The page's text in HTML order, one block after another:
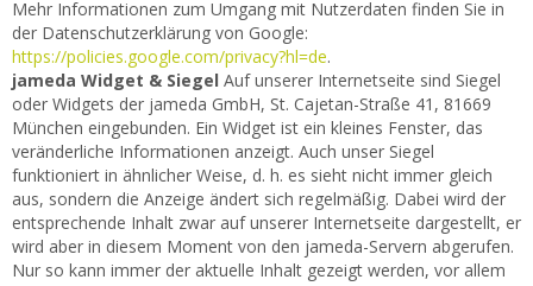
Mehr Informationen zum Umgang mit Nutzerdaten finden Sie in
der Datenschutzerklärung von Google:
https://policies.google.com/privacy?hl=de.
jameda Widget & Siegel Auf unserer Internetseite sind Siegel
oder Widgets der jameda GmbH, St. Cajetan-Straße 41, 81669
München eingebunden. Ein Widget ist ein kleines Fenster, das
veränderliche Informationen anzeigt. Auch unser Siegel
funktioniert in ähnlicher Weise, d. h. es sieht nicht immer gleich
aus, sondern die Anzeige ändert sich regelmäßig. Dabei wird der
entsprechende Inhalt zwar auf unserer Internetseite dargestellt, er
wird aber in diesem Moment von den jameda-Servern abgerufen.
Nur so kann immer der aktuelle Inhalt gezeigt werden, vor allem